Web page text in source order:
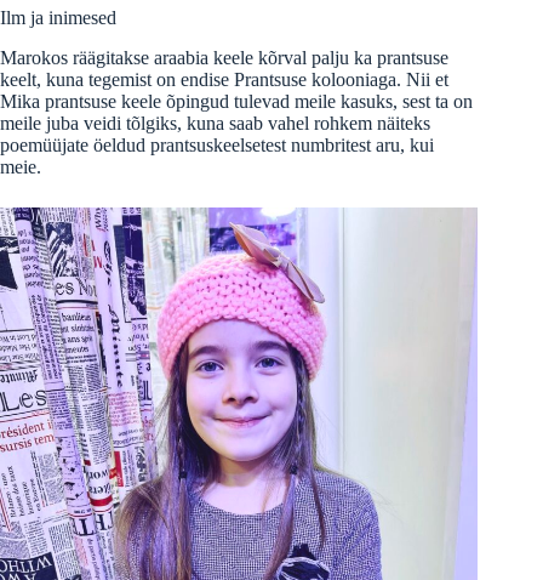
Ilm ja inimesed
Marokos räägitakse araabia keele kõrval palju ka prantsuse
keelt, kuna tegemist on endise Prantsuse kolooniaga. Nii et
Mika prantsuse keele õpingud tulevad meile kasuks, sest ta on
meile juba veidi tõlgiks, kuna saab vahel rohkem näiteks
poemüüjate öeldud prantsuskeelsetest numbritest aru, kui
meie.